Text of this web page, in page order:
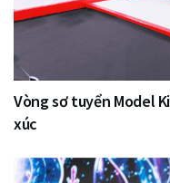
Vòng sơ tuyển Model
xúc